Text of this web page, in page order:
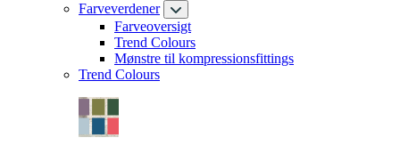
Farveverdener
Farveoversigt
Trend Colours
Mønstre til kompressionsfittings
Trend Colours